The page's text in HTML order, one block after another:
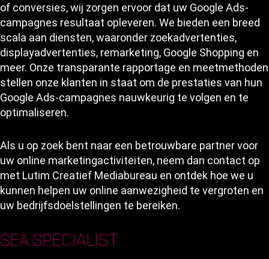
of conversies, wij zorgen ervoor dat uw Google Ads-
campagnes resultaat opleveren. We bieden een breed
scala aan diensten, waaronder zoekadvertenties,
displayadvertenties, remarketing, Google Shopping en
meer. Onze transparante rapportage en meetmethoden
stellen onze klanten in staat om de prestaties van hun
Google Ads-campagnes nauwkeurig te volgen en te
optimaliseren.
Als u op zoek bent naar een betrouwbare partner voor
uw online marketingactiviteiten, neem dan contact op
met Lutim Creatief Mediabureau en ontdek hoe we u
kunnen helpen uw online aanwezigheid te vergroten en
uw bedrijfsdoelstellingen te bereiken.
SEA SPECIALIST